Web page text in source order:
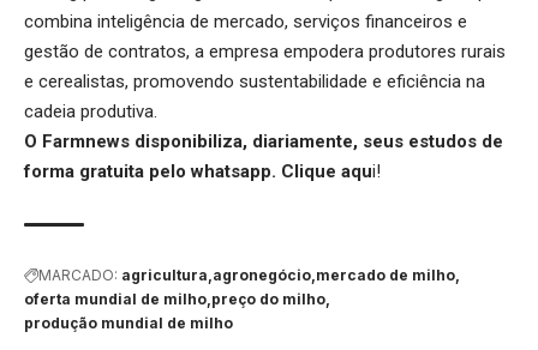
combina inteligência de mercado, serviços financeiros e
gestão de contratos, a empresa empodera produtores rurais
e cerealistas, promovendo sustentabilidade e eficiência na
cadeia produtiva.
O Farmnews disponibiliza, diariamente, seus estudos de
forma gratuita pelo whatsapp. Clique aqui!
MARCADO: agricultura agronegócio mercado de milho
oferta mundial de milho preço do milho
produção mundial de milho